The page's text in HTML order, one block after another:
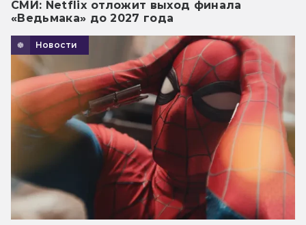
СМИ: Netflix отложит выход финала
«Ведьмака» до 2027 года
Новости